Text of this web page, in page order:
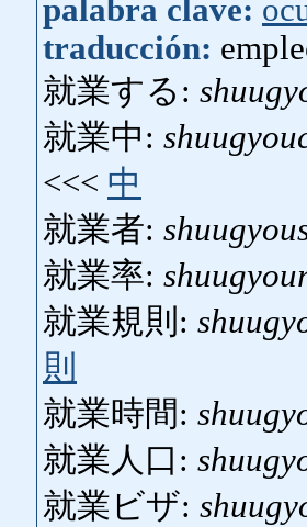
palabra clave:
traducción:
就業する:
就業中:
<<< 中
就業者:
就業率:
就業規則:
則
就業時間:
就業人口:
就業ビザ: